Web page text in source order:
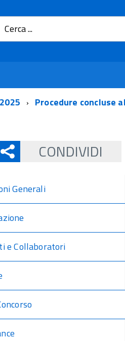
Cerca ...
Procedure concluse
CONDIVIDI
Generali
e Collaboratori